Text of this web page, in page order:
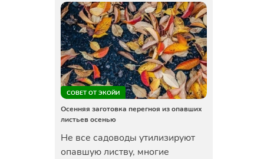
СОВЕТ ОТ ЭКОЙИ
Осенняя заготовка перегноя из опавших
листьев осенью
Не все садоводы утилизируют
опавшую листву, многие